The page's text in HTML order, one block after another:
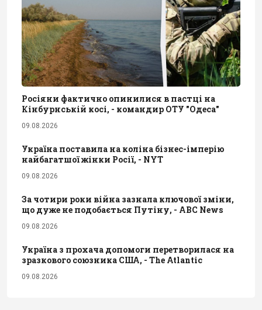
Росіяни фактично опинилися в пастці на
Кінбурнській косі, - командир ОТУ "Одеса"
09.08.2026
Україна поставила на коліна бізнес-імперію
найбагатшої жінки Росії, - NYT
09.08.2026
За чотири роки війна зазнала ключової зміни,
що дуже не подобається Путіну, - ABC News
09.08.2026
Україна з прохача допомоги перетворилася на
зразкового союзника США, - The Atlantic
09.08.2026